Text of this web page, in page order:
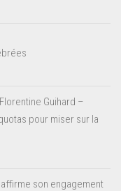
Guihard –
pour miser sur la
son engagement